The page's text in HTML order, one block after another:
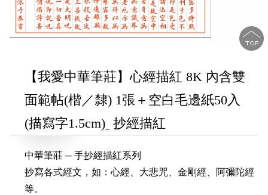
【我愛中華筆莊】心經描紅 8K 內含雙
面範帖(楷／隸) 1張＋空白毛邊紙50入
(描寫字1.5cm)ˍ 抄經描紅
中華筆莊 ─ 手抄經描紅系列
抄寫各式經文，如：心經、大悲咒、金剛經、阿彌陀經
等。